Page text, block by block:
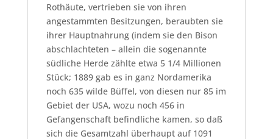
Rothäute, vertrieben sie von ihren
angestammten Besitzungen, beraubten sie
ihrer Hauptnahrung (indem sie den Bison
abschlachteten – allein die sogenannte
südliche Herde zählte etwa 5 1/4 Millionen
Stück; 1889 gab es in ganz Nordamerika
noch 635 wilde Büffel, von diesen nur 85 im
Gebiet der USA, wozu noch 456 in
Gefangenschaft befindliche kamen, so daß
sich die Gesamtzahl überhaupt auf 1091